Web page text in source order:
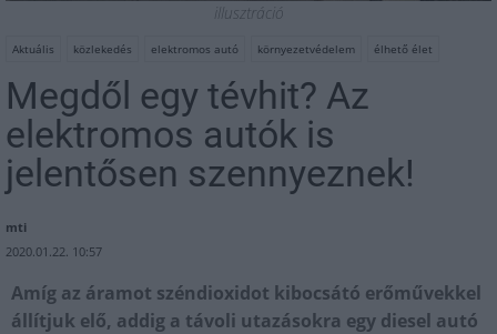
illusztráció
Aktuális közlekedés elektromos autó környezetvédelem élhető élet
Megdől egy tévhit? Az
elektromos autók is
jelentősen szennyeznek!
mti
2020.01.22. 10:57
Amíg az áramot széndioxidot kibocsátó erőművekkel
állítjuk elő, addig a távoli utazásokra egy diesel autó